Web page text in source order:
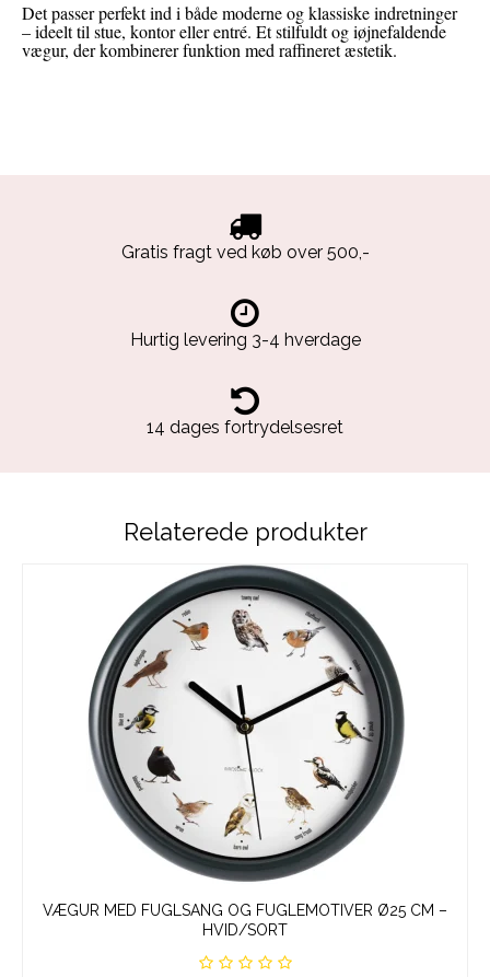
Det passer perfekt ind i både moderne og klassiske indretninger
– ideelt til stue, kontor eller entré. Et stilfuldt og iøjnefaldende
vægur, der kombinerer funktion med raffineret æstetik.
Gratis fragt ved køb over 500,-
Hurtig levering 3-4 hverdage
14 dages fortrydelsesret
Relaterede produkter
VÆGUR MED FUGLSANG OG FUGLEMOTIVER Ø25 CM –
HVID/SORT